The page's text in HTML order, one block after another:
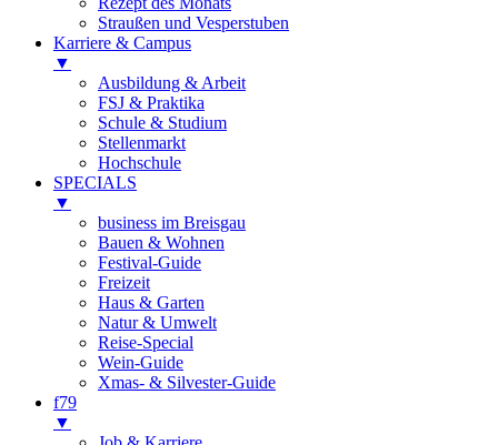
Straußen und Vesperstuben
Karriere & Campus
▼
Ausbildung & Arbeit
FSJ & Praktika
Schule & Studium
Stellenmarkt
Hochschule
SPECIALS
▼
business im Breisgau
Bauen & Wohnen
Festival-Guide
Freizeit
Haus & Garten
Natur & Umwelt
Reise-Special
Wein-Guide
Xmas- & Silvester-Guide
f79
▼